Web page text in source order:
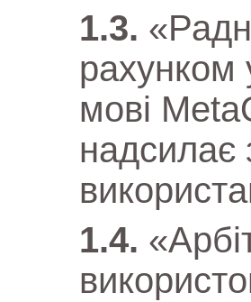
рахунком
мові
надсилає